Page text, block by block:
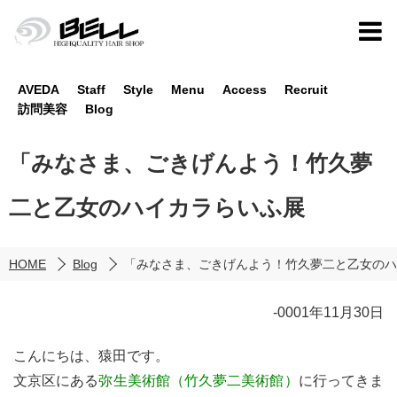
AVEDA Staff Style Menu Access
Recruit
訪問美容
Blog
「みなさま、ごきげんよう！竹久夢
二と乙女のハイカラらいふ展
HOME Blog 「みなさま、ごきげんよう！竹久夢二と乙女の
-0001年11月30日
こんにちは、猿田です。
文京区にある弥生美術館（竹久夢二美術館） に行ってきま